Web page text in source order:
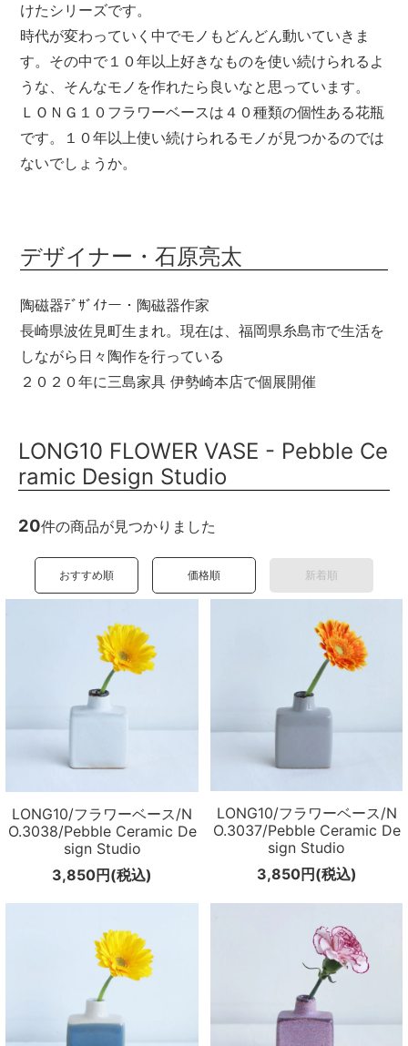
けたシリーズです。
時代が変わっていく中でモノもどんどん動いていきま
す。その中で１０年以上好きなものを使い続けられるよ
うな、そんなモノを作れたら良いなと思っています。
ＬＯＮＧ１０フラワーベースは４０種類の個性ある花瓶
です。１０年以上使い続けられるモノが見つかるのでは
ないでしょうか。
デザイナー・石原亮太
陶磁器ﾃﾞｻﾞｲﾅー・陶磁器作家
長崎県波佐見町生まれ。現在は、福岡県糸島市で生活を
しながら日々陶作を行っている
２０２０年に三島家具 伊勢崎本店で個展開催
LONG10 FLOWER VASE - Pebble Ce
ramic Design Studio
20件の商品が見つかりました
おすすめ順 価格順 新着順
LONG10/フラワーベース/N
O.3038/Pebble Ceramic De
sign Studio
3,850円(税込)
LONG10/フラワーベース/N
O.3037/Pebble Ceramic De
sign Studio
3,850円(税込)